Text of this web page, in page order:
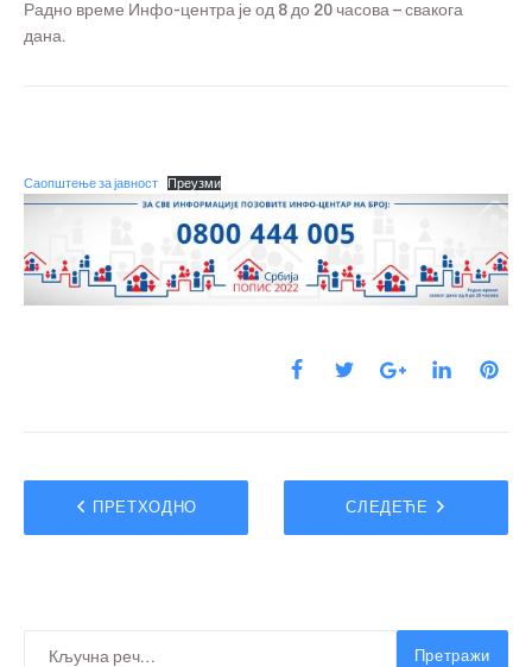
Радно време Инфо-центра је од 8 до 20 часова – свакога
дана.
Саопштење за јавност Преузми
ПРЕТХОДНО СЛЕДЕЋЕ
Претражи